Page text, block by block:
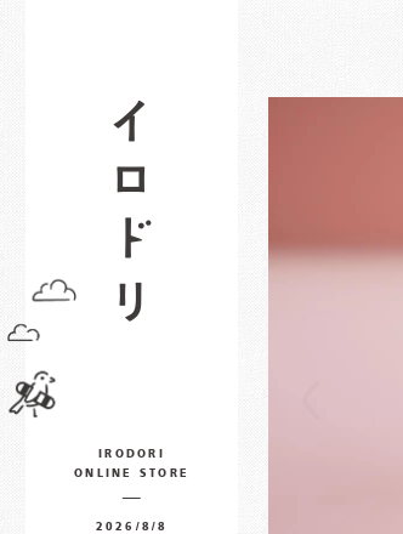
IRODORI
ONLINE STORE
2026/8/8